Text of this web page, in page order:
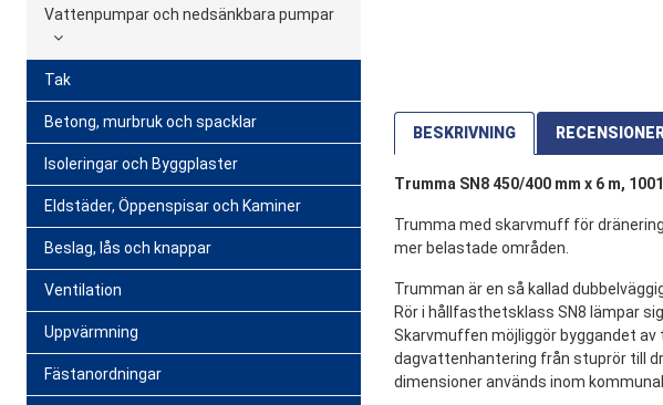
Vattenpumpar och nedsänkbara pumpar
Tak
Betong, murbruk och spacklar
Isoleringar och Byggplaster
Eldstäder, Öppenspisar och Kaminer
Beslag, lås och knappar
Ventilation
Uppvärmning
Fästanordningar
BESKRIVNING
Trumma SN8 450/400 mm x 6 m,
Trumma med skarvmuff för
mer belastade områden.
Trumman är en så kallad
Rör i hållfasthetsklass SN8 lämpar
Skarvmuffen möjliggör byggandet
dagvattenhantering från stuprör till
dimensioner används inom